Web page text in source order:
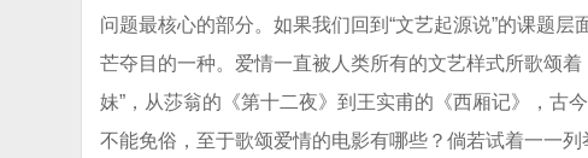
问题最核心的部分。如果我们回到“文艺起源说”的课题层
芒夺目的一种。爱情一直被人类所有的文艺样式所歌颂着
妹”，从莎翁的《第十二夜》到王实甫的《西厢记》，古
不能免俗，至于歌颂爱情的电影有哪些？倘若试着一一列